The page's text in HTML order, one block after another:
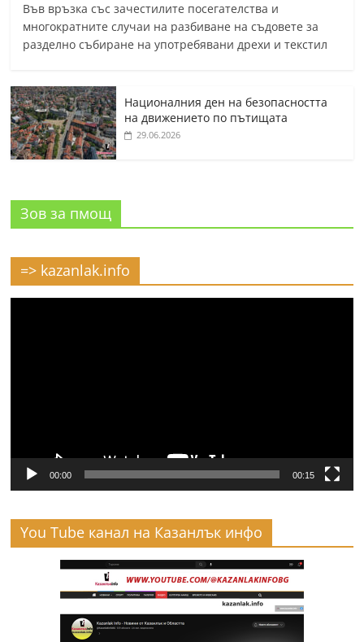
Във връзка със зачестилите посегателства и
многократните случаи на разбиване на съдовете за
разделно събиране на употребявани дрехи и текстил
Националния ден на безопасността
на движението по пътищата
29.06.2026
Зов за пмощ
=> kazanlak.info
00:00 00:15
You Tube канал на Казанлък инфо